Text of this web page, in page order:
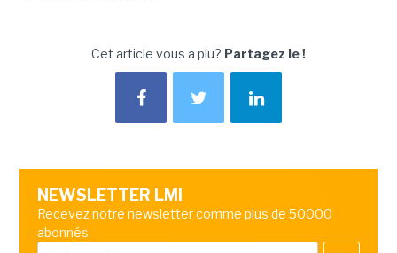
Cet article vous a plu? Partagez le !
NEWSLETTER LMI
Recevez notre newsletter comme plus de 50000
abonnés